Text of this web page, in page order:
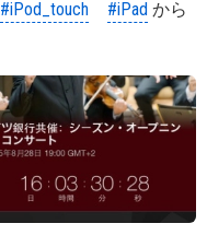
#iPod_touch #iPad から